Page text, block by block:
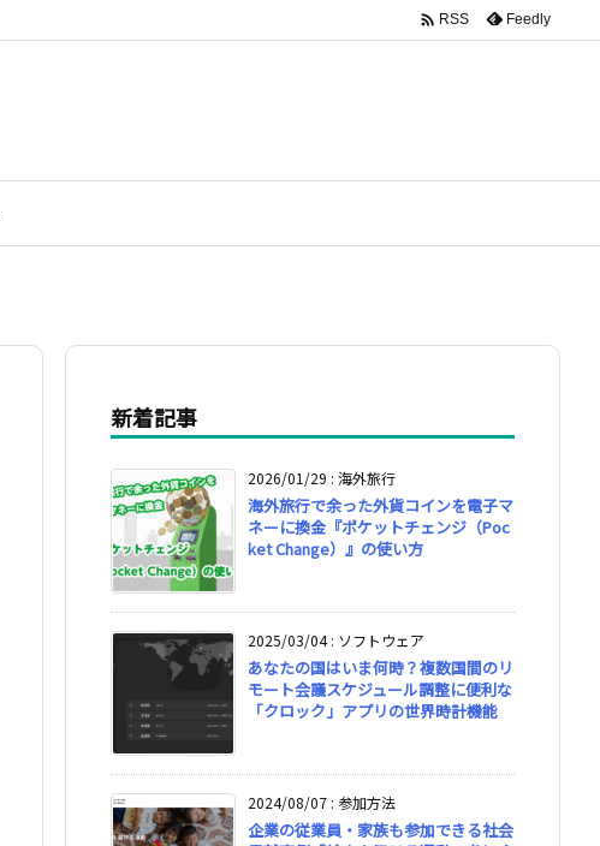
 RSS Feedly
新着記事
2026/01/29 : 海外旅行
海外旅行で余った外貨コインを電子マ
ネーに換金『ポケットチェンジ（Poc
ket Change）』の使い方
2025/03/04: ソフトウェア
あなたの国はいま何時？複数国間のリ
モート会議スケジュール調整に便利な
「クロック」アプリの世界時計機能
2024/08/07 : 参加方法
企業の従業員・家族も参加できる社会